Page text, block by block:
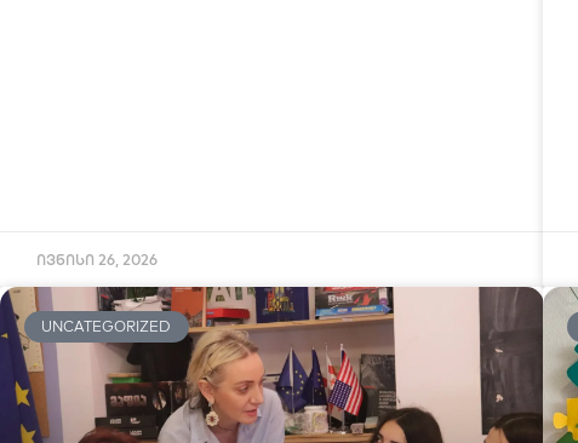
ივნისი 26, 2026
UNCATEGORIZED